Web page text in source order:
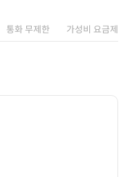
통화 무제한 가성비 요금제